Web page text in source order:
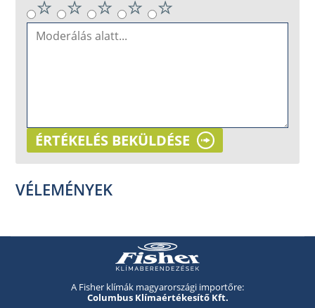
ÉRTÉKELÉS BEKÜLDÉSE
VÉLEMÉNYEK
A Fisher klímák magyarországi importőre:
Columbus Klímaértékesítő Kft.